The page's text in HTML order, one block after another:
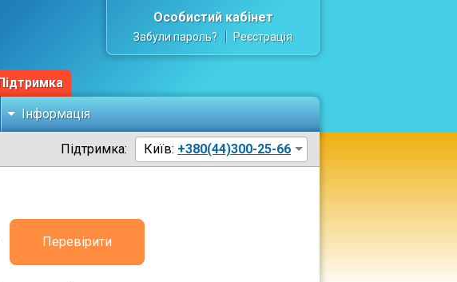
Особистий кабінет
Забули пароль? Реєстрація
Інформація
Підтримка: Київ: +380(44)300-25-66
Перевірити